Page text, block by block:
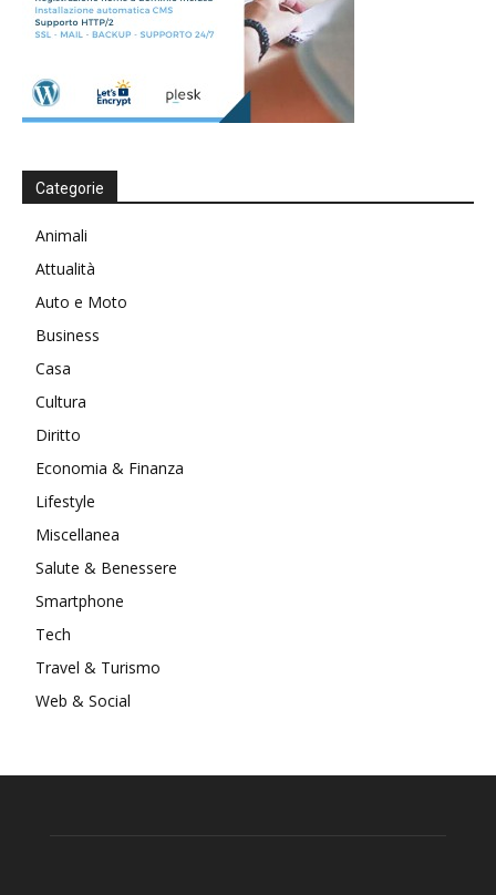
Categorie
Animali
Attualità
Auto e Moto
Business
Casa
Cultura
Diritto
Economia & Finanza
Lifestyle
Miscellanea
Salute & Benessere
Smartphone
Tech
Travel & Turismo
Web & Social